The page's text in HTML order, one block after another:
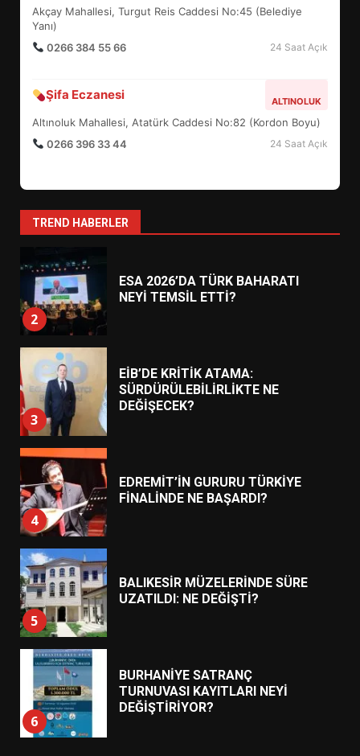
Akçay Mahallesi, Turgut Reis Caddesi No:45 (Belediye
Yanı)
0266 384 55 66
24 Saat Açık
Şifa Eczanesi ALTINOLUK
Altınoluk Mahallesi, Atatürk Caddesi No:82 (Kordon Boyu)
0266 396 33 44
24 Saat Açık
TREND HABERLER
6
7
YENİ YÖNETİM NASIL
ŞEKİLLENDİ?
1
HAREKETE GEÇİYOR: GÖZLER
2
ESA 2026’DA TÜRK BAHARATI
NEYİ TEMSİL ETTİ?
3
EİB’DE KRİTİK ATAMA:
SÜRDÜRÜLEBİLİRLİKTE NE
DEĞİŞECEK?
4
EDREMİT’İN GURURU TÜRKİYE
FİNALİNDE NE BAŞARDI?
5
BALIKESİR MÜZELERİNDE SÜRE
UZATILDI: NE DEĞİŞTİ?
6
BURHANİYE SATRANÇ
TURNUVASI KAYITLARI NEYİ
DEĞİŞTİRİYOR?